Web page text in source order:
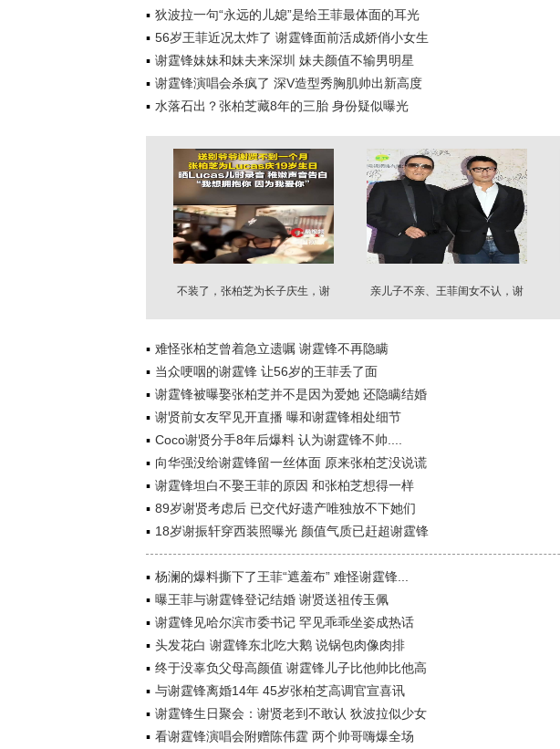
狄波拉一句“永远的儿媳”是给王菲最体面的耳光
56岁王菲近况太炸了 谢霆锋面前活成娇俏小女生
谢霆锋妹妹和妹夫来深圳 妹夫颜值不输男明星
谢霆锋演唱会杀疯了 深V造型秀胸肌帅出新高度
水落石出？张柏芝藏8年的三胎 身份疑似曝光
不装了，张柏芝为长子庆生，谢
亲儿子不亲、王菲闺女不认，谢
难怪张柏芝曾着急立遗嘱 谢霆锋不再隐瞒
当众哽咽的谢霆锋 让56岁的王菲丢了面
谢霆锋被曝娶张柏芝并不是因为爱她 还隐瞒结婚
谢贤前女友罕见开直播 曝和谢霆锋相处细节
Coco谢贤分手8年后爆料 认为谢霆锋不帅....
向华强没给谢霆锋留一丝体面 原来张柏芝没说谎
谢霆锋坦白不娶王菲的原因 和张柏芝想得一样
89岁谢贤考虑后 已交代好遗产唯独放不下她们
18岁谢振轩穿西装照曝光 颜值气质已赶超谢霆锋
杨澜的爆料撕下了王菲“遮羞布” 难怪谢霆锋...
曝王菲与谢霆锋登记结婚 谢贤送祖传玉佩
谢霆锋见哈尔滨市委书记 罕见乖乖坐姿成热话
头发花白 谢霆锋东北吃大鹅 说锅包肉像肉排
终于没辜负父母高颜值 谢霆锋儿子比他帅比他高
与谢霆锋离婚14年 45岁张柏芝高调官宣喜讯
谢霆锋生日聚会：谢贤老到不敢认 狄波拉似少女
看谢霆锋演唱会附赠陈伟霆 两个帅哥嗨爆全场